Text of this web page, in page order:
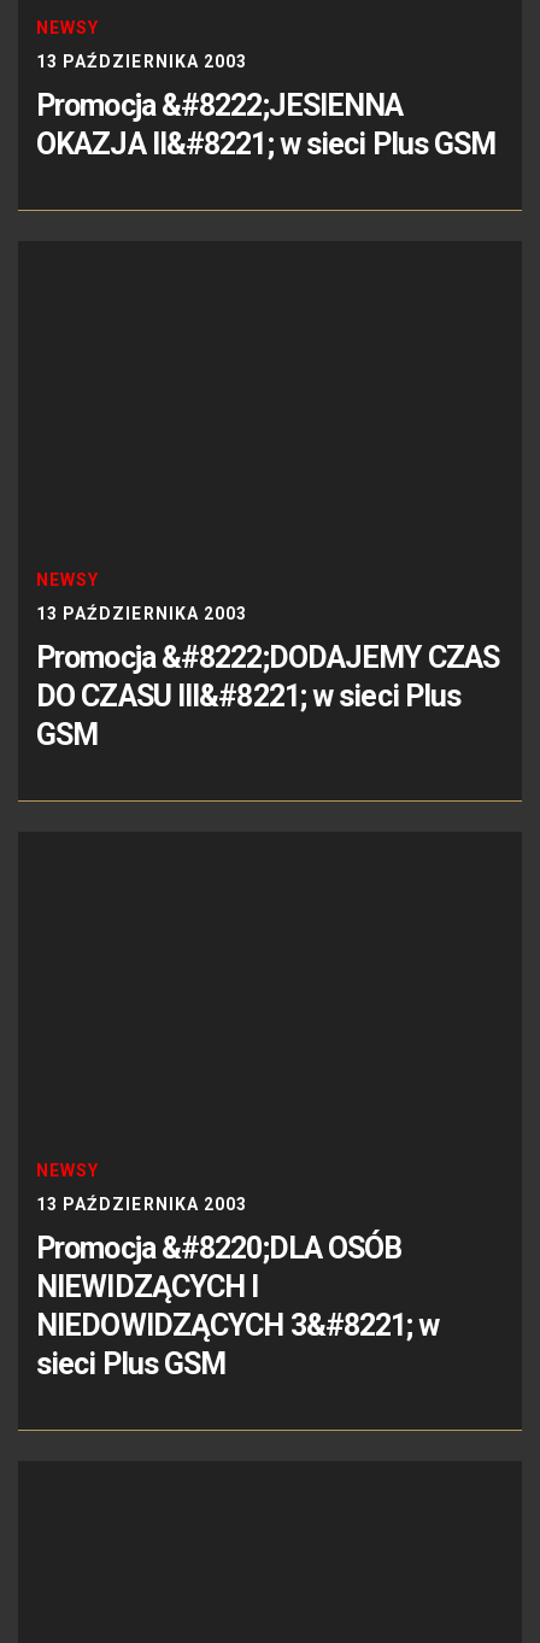
NEWSY
13 PAŹDZIERNIKA 2003
Promocja &#8222;JESIENNA
OKAZJA II&#8221; w sieci Plus GSM
NEWSY
13 PAŹDZIERNIKA 2003
Promocja &#8222;DODAJEMY CZAS
DO CZASU III&#8221; w sieci Plus
GSM
NEWSY
13 PAŹDZIERNIKA 2003
Promocja &#8220;DLA OSÓB
NIEWIDZĄCYCH I
NIEDOWIDZĄCYCH 3&#8221; w
sieci Plus GSM